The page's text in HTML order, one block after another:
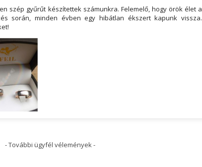
szép gyűrűt készítettek számunkra. Felemelő, hogy örök élet a
során, minden évben egy hibátlan ékszert kapunk vissza.
- További ügyfél vélemények -